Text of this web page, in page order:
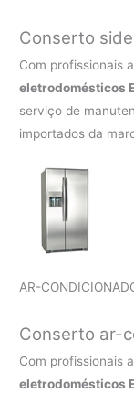
Conserto
Com profissionais
eletrodomésticos
serviço de
importados da
AR-
Conserto ar-
Com profissionais
eletrodomésticos